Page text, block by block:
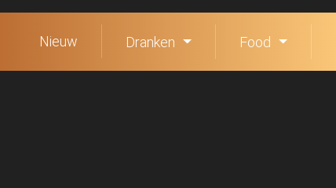
Nieuw Dranken Food